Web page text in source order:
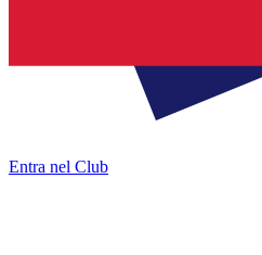
Entra nel Club